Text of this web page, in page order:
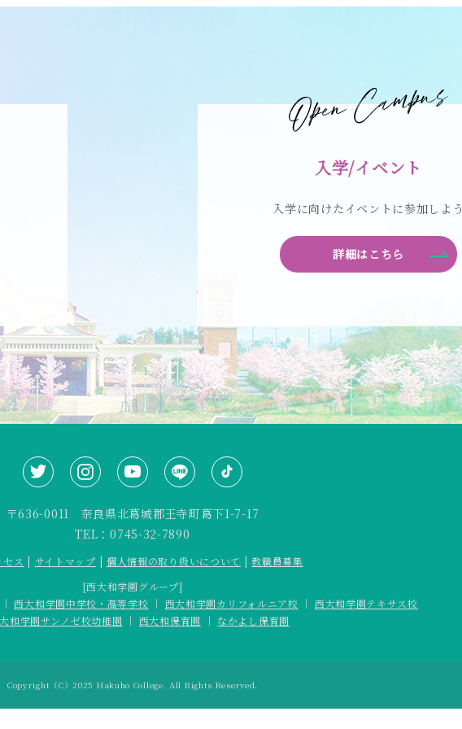
入学/イベント
入学に向けたイベントに参加しよう
詳細はこちら
〒636-0011 奈良県北葛城郡王寺町葛下1-7-17
TEL：0745-32-7890
ス | サイトマップ | 個人情報の取り扱いについて |教職員募集
[西大和学園グループ]
｜西大和学園中学校・高等学校 ｜ 西大和学園カリフォルニア校 ｜ 西大和学園テキサス校
和学園サンノゼ校幼稚園 ｜ 西大和保育園 ｜ なかよし保育園
Copyright（C）2025 Hakuho College. All Rights Reserved.